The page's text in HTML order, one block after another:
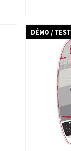
DÉMO / TEST